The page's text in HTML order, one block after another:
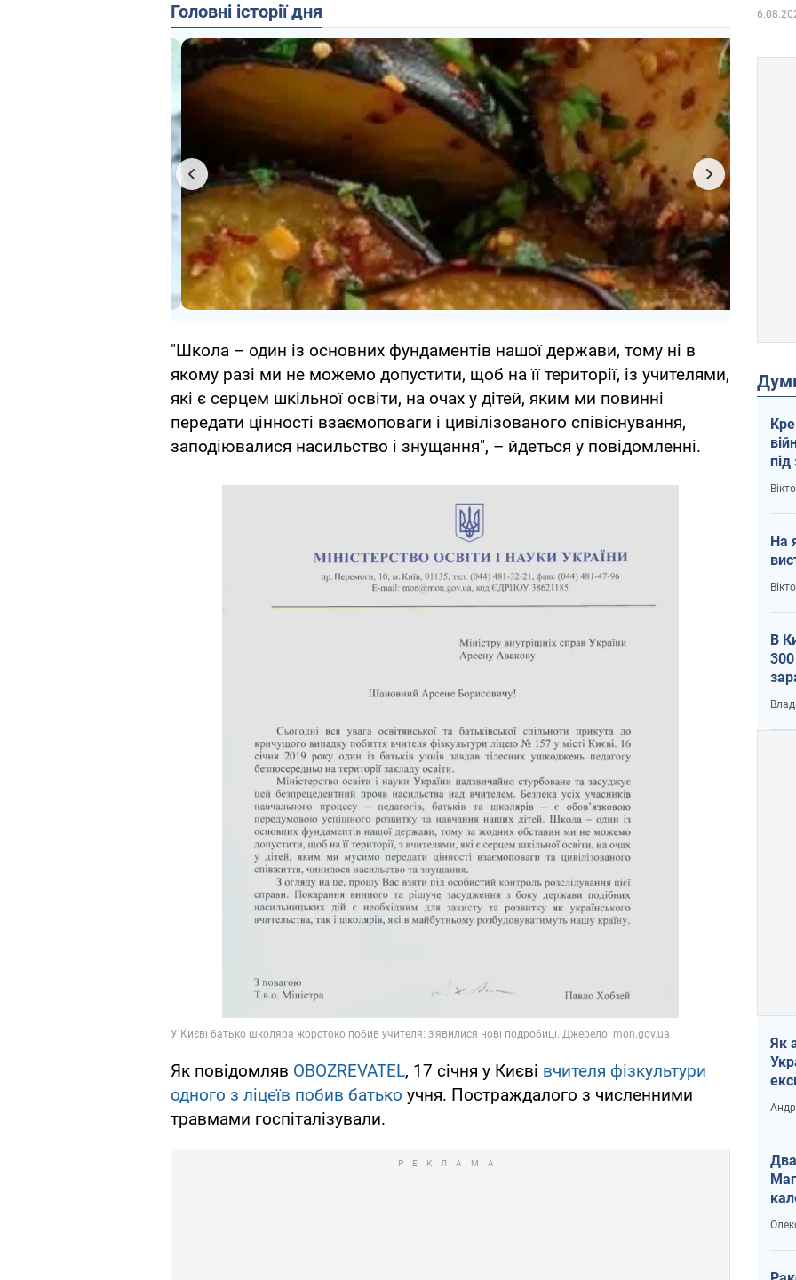
Головні історії дня
"Школа – один із основних фундаментів нашої держави, тому ні в
якому разі ми не можемо допустити, щоб на її території, із учителями,
які є серцем шкільної освіти, на очах у дітей, яким ми повинні
передати цінності взаємоповаги і цивілізованого співіснування,
заподіювалися насильство і знущання", – йдеться у повідомленні.
Як повідомляв OBOZREVATEL, 17 січня у Києві вчителя фізкультури
одного з ліцеїв побив батько учня. Постраждалого з численними
травмами госпіталізували.
На
В
Як